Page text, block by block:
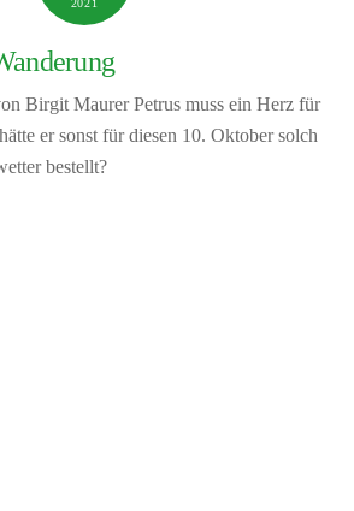
Birgit Maurer Petrus muss ein Herz für
er sonst für diesen 10. Oktober solch
bestellt?